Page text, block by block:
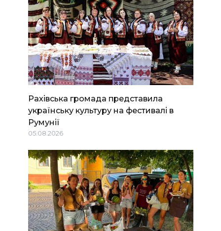
Рахівська громада представила
українську культуру на фестивалі в
Румунії
05.08.2026